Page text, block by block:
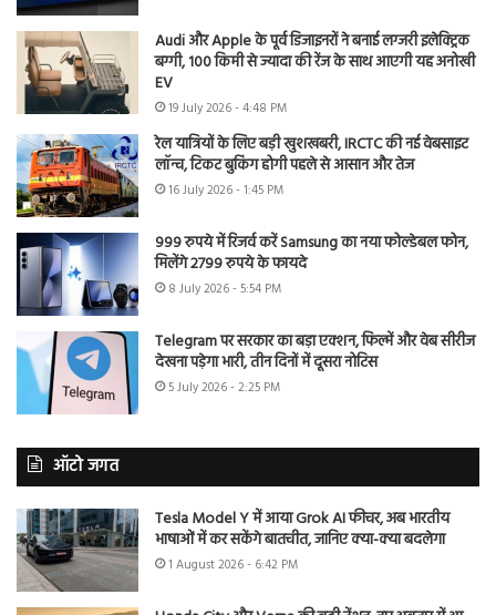
Audi और Apple के पूर्व डिजाइनरों ने बनाई लग्जरी इलेक्ट्रिक
बग्गी, 100 किमी से ज्यादा की रेंज के साथ आएगी यह अनोखी
EV
19 July 2026 - 4:48 PM
रेल यात्रियों के लिए बड़ी खुशखबरी, IRCTC की नई वेबसाइट
लॉन्च, टिकट बुकिंग होगी पहले से आसान और तेज
16 July 2026 - 1:45 PM
999 रुपये में रिजर्व करें Samsung का नया फोल्डेबल फोन,
मिलेंगे 2799 रुपये के फायदे
8 July 2026 - 5:54 PM
Telegram पर सरकार का बड़ा एक्शन, फिल्में और वेब सीरीज
देखना पड़ेगा भारी, तीन दिनों में दूसरा नोटिस
5 July 2026 - 2:25 PM
ऑटो जगत
Tesla Model Y में आया Grok AI फीचर, अब भारतीय
भाषाओं में कर सकेंगे बातचीत, जानिए क्या-क्या बदलेगा
1 August 2026 - 6:42 PM